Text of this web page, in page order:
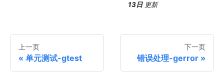
13日 更新
上一页
单元测试-gtest
下一页
错误处理-gerror